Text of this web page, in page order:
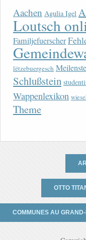
Aachen Agulia Igel
Loutsch
Familjefuerscher
lëtzebuergesch
Schlußstein
Wappenlexikon
Theme
OTTO
COMMUNES AU